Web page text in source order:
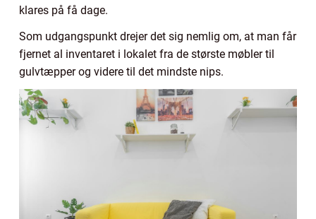
klares på få dage.
Som udgangspunkt drejer det sig nemlig om, at man får
fjernet al inventaret i lokalet fra de største møbler til
gulvtæpper og videre til det mindste nips.